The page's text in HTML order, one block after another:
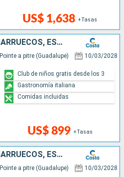
US$ 1,638 +Tasas
ANTILLAS, CANARIAS, MARRUECOS, ESPAÑA
Pointe a pitre (Guadalupe) 10/03/2028
US$ 899 +Tasas
Club de niños gratis desde los 3
Gastronomía italiana
Comidas incluidas
ANTILLAS, CANARIAS, MARRUECOS, ESPAÑA, FRANCIA
Pointe a pitre (Guadalupe) 10/03/2028